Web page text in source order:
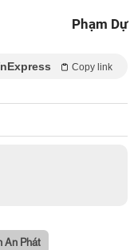
Phạm Dự
Copy link
An Phát